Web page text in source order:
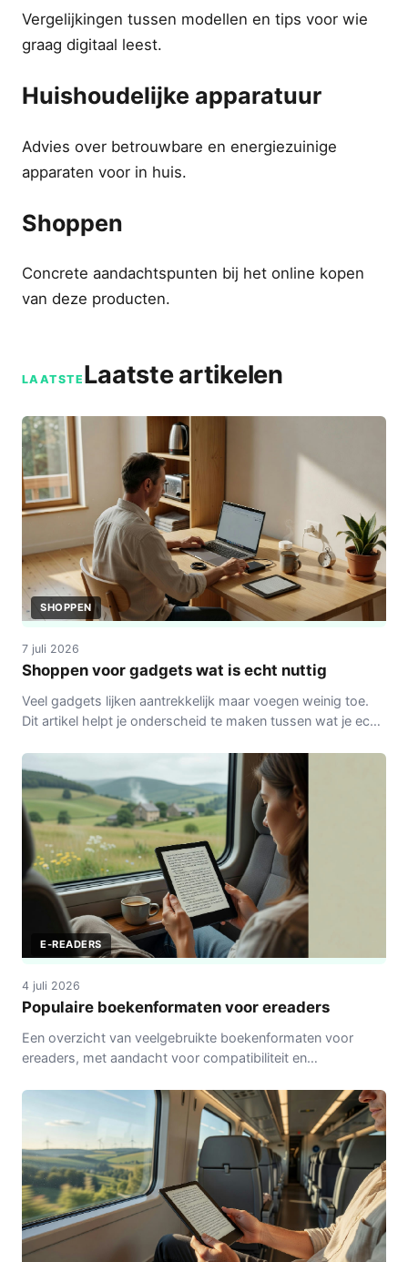
Vergelijkingen tussen modellen en tips voor wie
graag digitaal leest.
Huishoudelijke apparatuur
Advies over betrouwbare en energiezuinige
apparaten voor in huis.
Shoppen
Concrete aandachtspunten bij het online kopen
van deze producten.
LAATSTE Laatste artikelen
SHOPPEN
7 juli 2026
Shoppen voor gadgets wat is echt nuttig
Veel gadgets lijken aantrekkelijk maar voegen weinig toe.
Dit artikel helpt je onderscheid te maken tussen wat je echt
E-READERS
4 juli 2026
Populaire boekenformaten voor ereaders
Een overzicht van veelgebruikte boekenformaten voor
ereaders, met aandacht voor compatibiliteit en